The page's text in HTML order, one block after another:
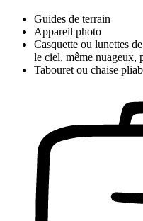
Guides de terrain
Appareil photo
Casquette ou lunettes
le ciel, même nuageux,
Tabouret ou chaise